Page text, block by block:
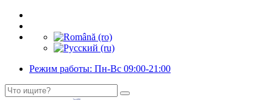
Режим работы: Пн-Вс 09:00-21:00